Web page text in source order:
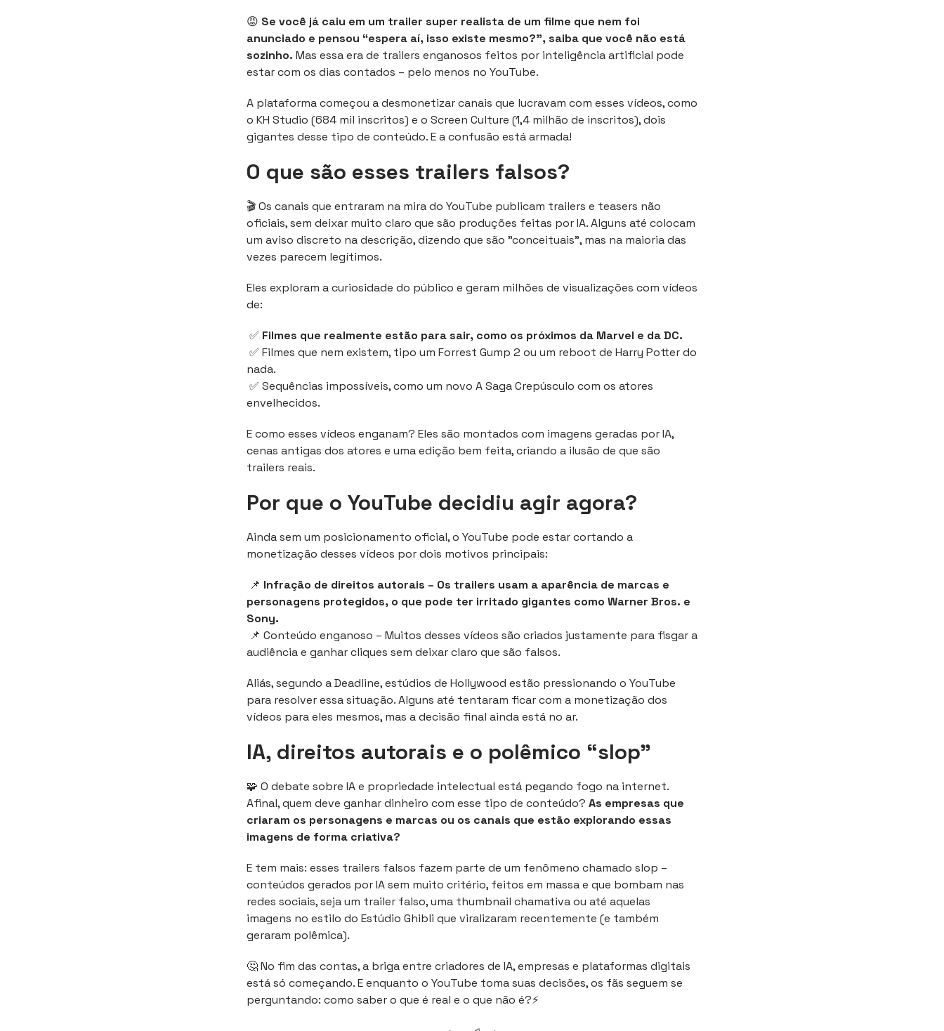
😡 Se você já caiu em um trailer super realista de um filme que nem foi
anunciado e pensou “espera aí, isso existe mesmo?”, saiba que você não está
sozinho. Mas essa era de trailers enganosos feitos por inteligência artificial pode
estar com os dias contados – pelo menos no YouTube.
A plataforma começou a desmonetizar canais que lucravam com esses vídeos, como
o KH Studio (684 mil inscritos) e o Screen Culture (1,4 milhão de inscritos), dois
gigantes desse tipo de conteúdo. E a confusão está armada!
O que são esses trailers falsos?
🎬 Os canais que entraram na mira do YouTube publicam trailers e teasers não
oficiais, sem deixar muito claro que são produções feitas por IA. Alguns até colocam
um aviso discreto na descrição, dizendo que são "conceituais", mas na maioria das
vezes parecem legítimos.
Eles exploram a curiosidade do público e geram milhões de visualizações com vídeos
de:
✅ Filmes que realmente estão para sair, como os próximos da Marvel e da DC.
✅ Filmes que nem existem, tipo um Forrest Gump 2 ou um reboot de Harry Potter do
nada.
✅ Sequências impossíveis, como um novo A Saga Crepúsculo com os atores
envelhecidos.
E como esses vídeos enganam? Eles são montados com imagens geradas por IA,
cenas antigas dos atores e uma edição bem feita, criando a ilusão de que são
trailers reais.
Por que o YouTube decidiu agir agora?
Ainda sem um posicionamento oficial, o YouTube pode estar cortando a
monetização desses vídeos por dois motivos principais:
📌 Infração de direitos autorais – Os trailers usam a aparência de marcas e
personagens protegidos, o que pode ter irritado gigantes como Warner Bros. e
Sony.
📌 Conteúdo enganoso – Muitos desses vídeos são criados justamente para fisgar a
audiência e ganhar cliques sem deixar claro que são falsos.
Aliás, segundo a Deadline, estúdios de Hollywood estão pressionando o YouTube
para resolver essa situação. Alguns até tentaram ficar com a monetização dos
vídeos para eles mesmos, mas a decisão final ainda está no ar.
IA, direitos autorais e o polêmico “slop”
🧩 O debate sobre IA e propriedade intelectual está pegando fogo na internet.
Afinal, quem deve ganhar dinheiro com esse tipo de conteúdo? As empresas que
criaram os personagens e marcas ou os canais que estão explorando essas
imagens de forma criativa?
E tem mais: esses trailers falsos fazem parte de um fenômeno chamado slop –
conteúdos gerados por IA sem muito critério, feitos em massa e que bombam nas
redes sociais, seja um trailer falso, uma thumbnail chamativa ou até aquelas
imagens no estilo do Estúdio Ghibli que viralizaram recentemente (e também
geraram polêmica).
🤔 No fim das contas, a briga entre criadores de IA, empresas e plataformas digitais
está só começando. E enquanto o YouTube toma suas decisões, os fãs seguem se
perguntando: como saber o que é real e o que não é?⚡